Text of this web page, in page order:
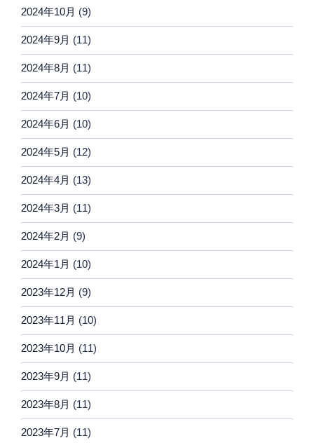
2024年10月 (9)
2024年9月 (11)
2024年8月 (11)
2024年7月 (10)
2024年6月 (10)
2024年5月 (12)
2024年4月 (13)
2024年3月 (11)
2024年2月 (9)
2024年1月 (10)
2023年12月 (9)
2023年11月 (10)
2023年10月 (11)
2023年9月 (11)
2023年8月 (11)
2023年7月 (11)